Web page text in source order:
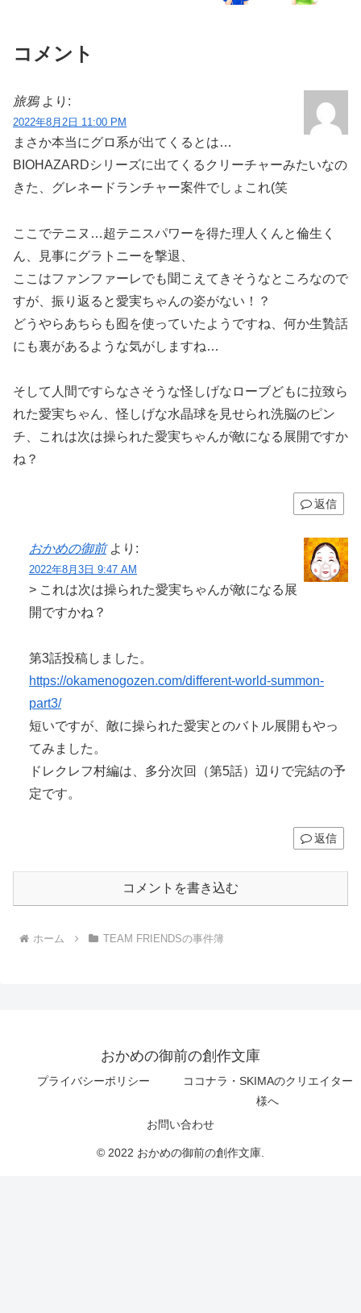
コメント
旅鴉 より:
2022年8月2日 11:00 PM
まさか本当にグロ系が出てくるとは…
BIOHAZARDシリーズに出てくるクリーチャーみたいなの
きた、グレネードランチャー案件でしょこれ(笑
ここでテニヌ…超テニスパワーを得た理人くんと倫生く
ん、見事にグラトニーを撃退、
ここはファンファーレでも聞こえてきそうなところなので
すが、振り返ると愛実ちゃんの姿がない！？
どうやらあちらも囮を使っていたようですね、何か生贄話
にも裏があるような気がしますね…
そして人間ですらなさそうな怪しげなローブどもに拉致ら
れた愛実ちゃん、怪しげな水晶球を見せられ洗脳のピン
チ、これは次は操られた愛実ちゃんが敵になる展開ですか
ね？
返信
おかめの御前 より:
2022年8月3日 9:47 AM
> これは次は操られた愛実ちゃんが敵になる展
開ですかね？
第3話投稿しました。
https://okamenogozen.com/different-world-summon-
part3/
短いですが、敵に操られた愛実とのバトル展開もやっ
てみました。
ドレクレフ村編は、多分次回（第5話）辺りで完結の予
定です。
返信
コメントを書き込む
ホーム TEAM FRIENDSの事件簿
おかめの御前の創作文庫
プライバシーポリシー
ココナラ・SKIMAのクリエイター
様へ
お問い合わせ
© 2022 おかめの御前の創作文庫.